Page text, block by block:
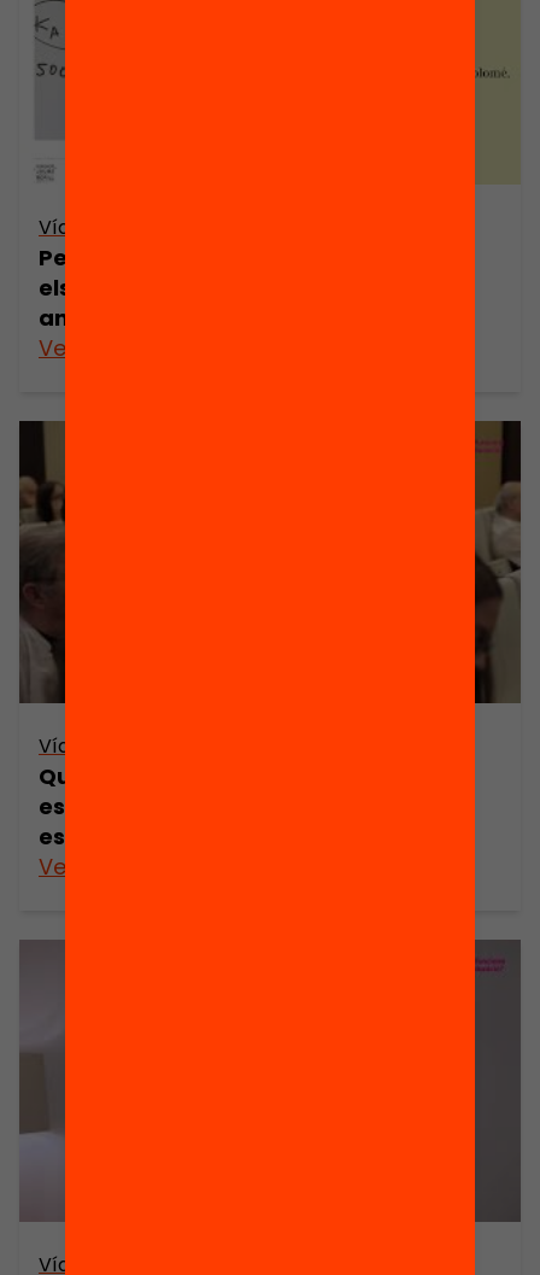
Vídeo
Per invertir més i millor. On han d’anar
els recursos en educació els propers
anys?
Veure’n més
Vídeo
Quines beques motivarien els joves a
estudiar i reduirien l’abandonament
escolar?
Veure’n més
Vídeo